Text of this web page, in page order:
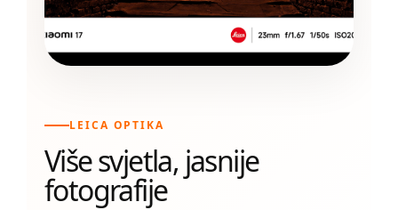
LEICA OPTIKA
Više svjetla, jasnije
fotografije